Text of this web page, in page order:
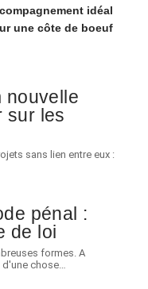
idéal
une côte de boeuf
nouvelle
sur les
sans lien entre eux :
pénal :
de loi
formes. A
d'une chose…